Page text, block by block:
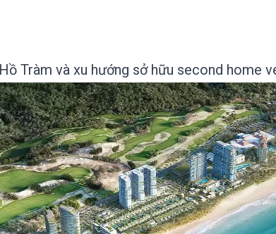
Tràm và xu hướng sở hữu second home